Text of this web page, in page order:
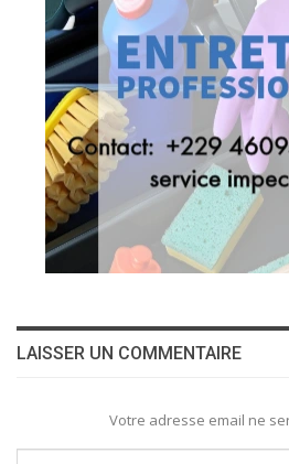
LAISSER UN COMMENTAIRE
Votre adresse email ne